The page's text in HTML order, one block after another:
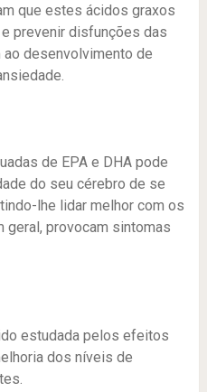
que estes ácidos graxos
prevenir disfunções das
desenvolvimento de
de EPA e DHA pode
do seu cérebro de se
lhe lidar melhor com os
provocam sintomas
estudada pelos efeitos
dos níveis de